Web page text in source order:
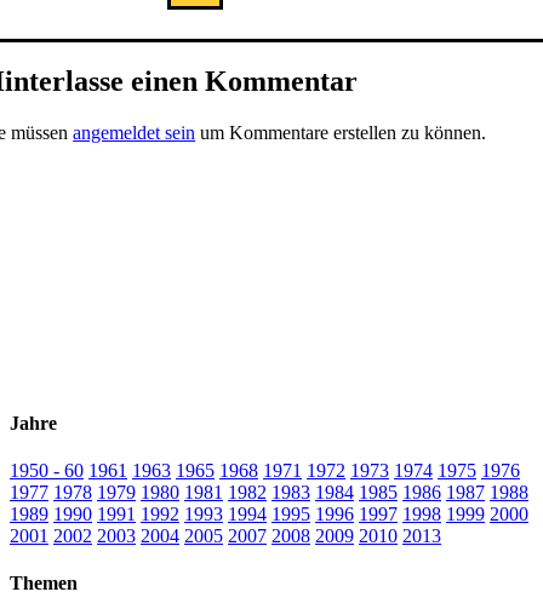
einen Kommentar
müssenangemeldet sein um Kommentare erstellen zu können.
Jahre
1950 - 60 1961 1963 1965 1968 1971 1972 1973 1974 1975 1976
1977 1978 1979 1980 1981 1982 1983 1984 1985 1986 1987 1988
1989 1990 1991 1992 1993 1994 1995 1996 1997 1998 1999 2000
2001 2002 2003 2004 2005 2007 2008 2009 2010 2013
Themen